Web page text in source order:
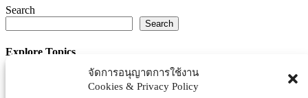
จัดการอนุญาตการใช้งาน
Cookies & Privacy Policy
Search
Search
Explore Topics
Thaiworldtoday
Uncategorized